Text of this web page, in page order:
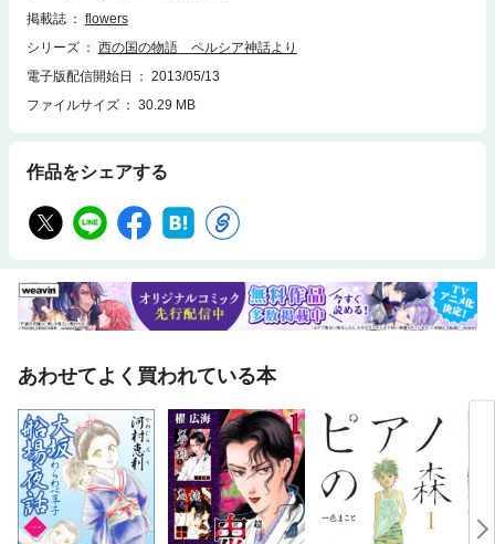
掲載誌
flowers
シリーズ
西の国の物語 ペルシア神話より
電子版配信開始日
2013/05/13
ファイルサイズ
30.29 MB
作品をシェアする
あわせてよく買われている本